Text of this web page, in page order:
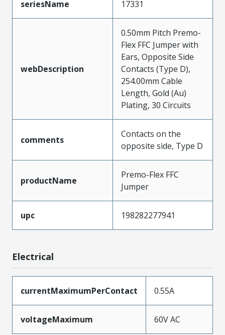
seriesName 17331
webDescription
0.50mm Pitch Premo-
Flex FFC Jumper with
Ears, Opposite Side
Contacts (Type D),
254.00mm Cable
Length, Gold (Au)
Plating, 30 Circuits
comments
Contacts on the
opposite side, Type D
productName
Premo-Flex FFC
Jumper
upc 198282277941
Electrical
currentMaximumPerContact 0.55A
voltageMaximum 60V AC